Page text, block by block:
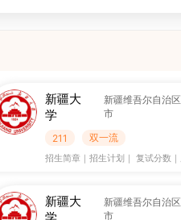
新疆大
学
新疆维吾尔自治
市
211 双一流
招生简章 ｜ 招生计划 ｜ 复试分数 ｜
新疆大
新疆维吾尔自治
市